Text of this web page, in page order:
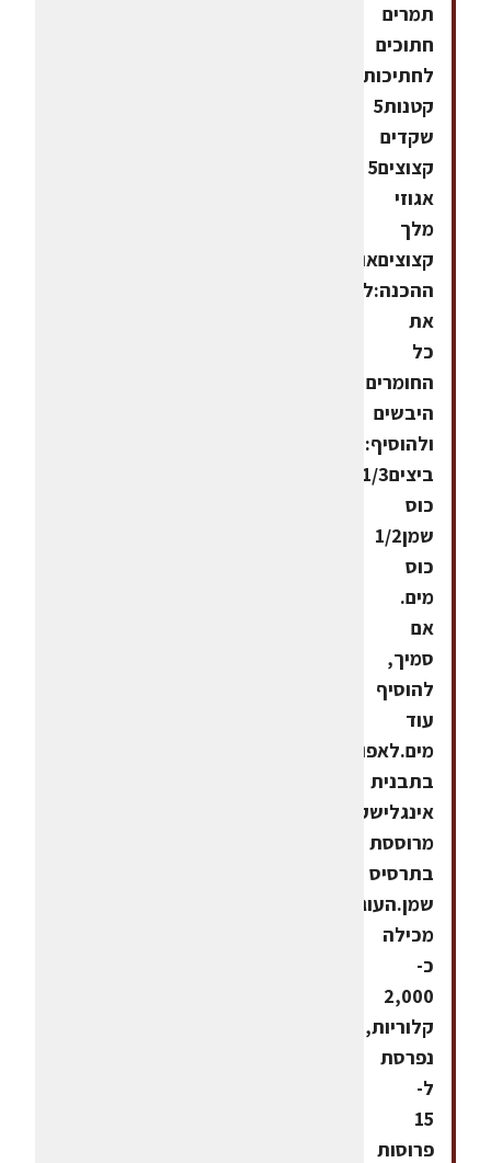
תמרים
חתוכים
לחתיכות
קטנות5
שקדים
קצוצים5
אגוזי
מלך
קצוציםאופן
ההכנה:לערבב
את
כל
החומרים
היבשים
ביצים1/3
כוס
שמן1/2
כוס
מים.
אם
סמיך,
להוסיף
עוד
מים.לאפות
בתבנית
אינגלישקייק
מרוססת
בתרסיס
שמן.העוגה
מכילה
כ-
2,000
קלוריות,
נפרסת
ל-
15
פרוסות